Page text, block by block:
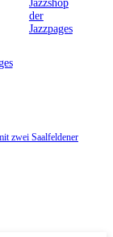
zwei Saalfeldener